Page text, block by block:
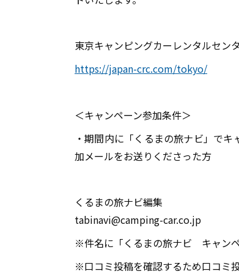
東京キャンピングカーレンタルセン
https://japan-crc.com/tokyo/
＜キャンペーン参加条件＞
・期間内に「くるまの旅ナビ」で
加メールをお送りくださった方
くるまの旅ナビ編集
tabinavi@camping-car.co.jp
※件名に「くるまの旅ナビ キャン
※口コミ投稿を確認するため口コミ